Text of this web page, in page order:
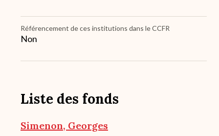
Référencement de ces institutions dans le CCFR
Non
Liste des fonds
Simenon, Georges